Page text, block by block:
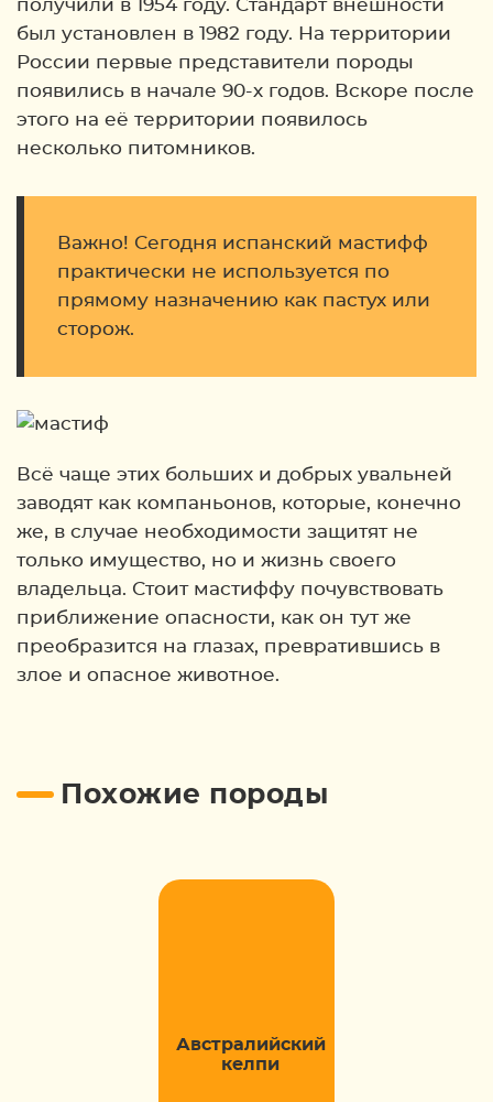
получили в 1954 году. Стандарт внешности
был установлен в 1982 году. На территории
России первые представители породы
появились в начале 90-х годов. Вскоре после
этого на её территории появилось
несколько питомников.
Важно! Сегодня испанский мастифф
практически не используется по
прямому назначению как пастух или
сторож.
Всё чаще этих больших и добрых увальней
заводят как компаньонов, которые, конечно
же, в случае необходимости защитят не
только имущество, но и жизнь своего
владельца. Стоит мастиффу почувствовать
приближение опасности, как он тут же
преобразится на глазах, превратившись в
злое и опасное животное.
Похожие породы
Австралийский
келпи